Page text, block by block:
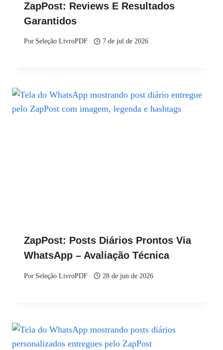
ZapPost: Reviews E Resultados
Garantidos
Por Seleção LivroPDF 7 de jul de 2026
ZapPost: Posts Diários Prontos Via
WhatsApp – Avaliação Técnica
Por Seleção LivroPDF 28 de jun de 2026